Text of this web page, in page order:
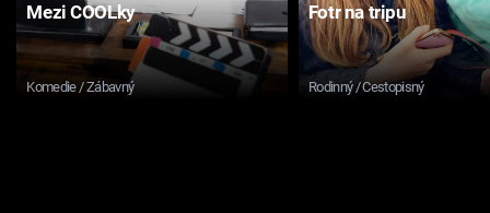
Mezi COOLky
Komedie / Zábavný
Fotr na tripu
Rodinný / Cestopisný